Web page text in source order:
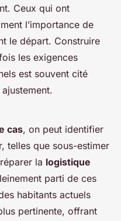
Ceux qui ont
l’importance de
le départ. Construire
les exigences
est souvent cité
cas, on peut identifier
telles que sous-estimer
la logistique
parti de ces
habitants actuels
pertinente, offrant